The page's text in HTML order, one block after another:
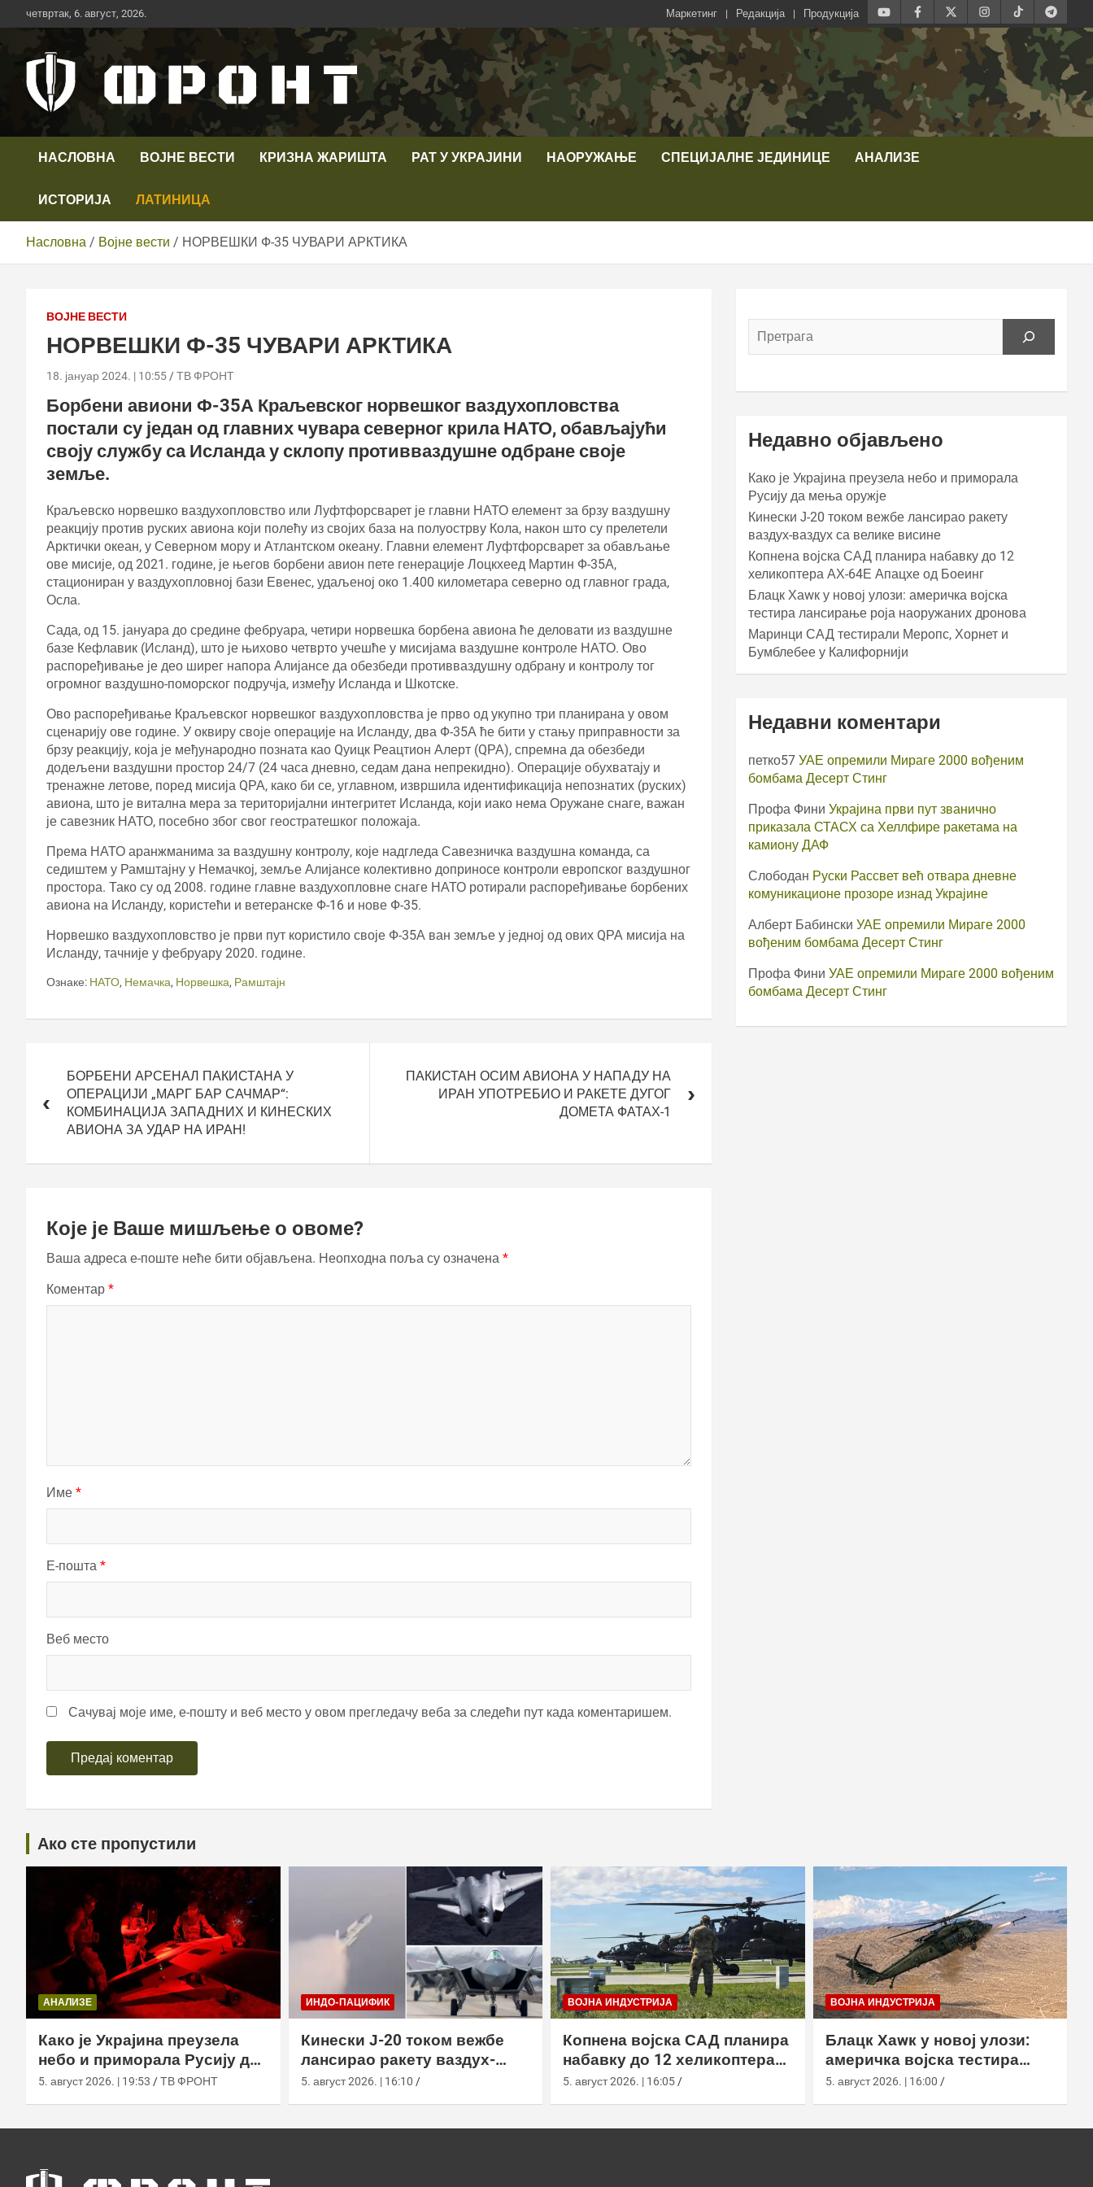
Скип
то
четвртак, 6. август, 2026. Маркетинг Редакција Продукција
Телевизија ФРОНТ
НАСЛОВНА ВОЈНЕ ВЕСТИ КРИЗНА ЖАРИШТА РАТ У УКРАЈИНИ НАОРУЖАЊЕ СПЕЦИЈАЛНЕ ЈЕДИНИЦЕ АНАЛИЗЕ
ИСТОРИЈА ЛАТИНИЦА
Насловна Војне вести НОРВЕШКИ Ф-35 ЧУВАРИ АРКТИКА
ВОЈНЕ ВЕСТИ
НОРВЕШКИ Ф-35 ЧУВАРИ АРКТИКА
18. јануар 2024. | 10:55 ТВ ФРОНТ
Борбени авиони Ф-35А Краљевског норвешког ваздухопловства
постали су један од главних чувара северног крила НАТО, обављајући
своју службу са Исланда у склопу противваздушне одбране своје
земље.
Краљевско норвешко ваздухопловство или Луфтфорсварет је главни НАТО елемент за брзу ваздушну
реакцију против руских авиона који полећу из својих база на полуострву Кола, након што су прелетели
Арктички океан, у Северном мору и Атлантском океану. Главни елемент Луфтфорсварет за обављање
ове мисије, од 2021. године, је његов борбени авион пете генерације Лоцкхеед Мартин Ф-35А,
стациониран у ваздухопловној бази Евенес, удаљеној око 1.400 километара северно од главног града,
Осла.
Сада, од 15. јануара до средине фебруара, четири норвешка борбена авиона ће деловати из ваздушне
базе Кефлавик (Исланд), што је њихово четврто учешће у мисијама ваздушне контроле НАТО. Ово
распоређивање је део ширег напора Алијансе да обезбеди противваздушну одбрану и контролу тог
огромног ваздушно-поморског подручја, између Исланда и Шкотске.
Ово распоређивање Краљевског норвешког ваздухопловства је прво од укупно три планирана у овом
сценарију ове године. У оквиру своје операције на Исланду, два Ф-35А ће бити у стању приправности за
брзу реакцију, која је међународно позната као Qуицк Реацтион Алерт (QРА), спремна да обезбеди
додељени ваздушни простор 24/7 (24 часа дневно, седам дана непрекидно). Операције обухватају и
тренажне летове, поред мисија QРА, како би се, углавном, извршила идентификација непознатих (руских)
авиона, што је витална мера за територијални интегритет Исланда, који иако нема Оружане снаге, важан
је савезник НАТО, посебно због свог геостратешког положаја.
Према НАТО аранжманима за ваздушну контролу, које надгледа Савезничка ваздушна команда, са
седиштем у Рамштајну у Немачкој, земље Алијансе колективно доприносе контроли европског ваздушног
простора. Тако су од 2008. године главне ваздухопловне снаге НАТО ротирали распоређивање борбених
авиона на Исланду, користећи и ветеранске Ф-16 и нове Ф-35.
Норвешко ваздухопловство је први пут користило своје Ф-35А ван земље у једној од ових QРА мисија на
Исланду, тачније у фебруару 2020. године.
Ознаке: НАТО, Немачка, Норвешка, Рамштајн
чланкаБОРБЕНИ АРСЕНАЛ ПАКИСТАНА У
ОПЕРАЦИЈИ „МАРГ БАР САЧМАР“:
КОМБИНАЦИЈА ЗАПАДНИХ И КИНЕСКИХ
АВИОНА ЗА УДАР НА ИРАН!
ПАКИСТАН ОСИМ АВИОНА У НАПАДУ НА
ИРАН УПОТРЕБИО И РАКЕТЕ ДУГОГ
ДОМЕТА ФАТАХ-1
Које је Ваше мишљење о овоме?
Ваша адреса е-поште неће бити објављена. Неопходна поља су означена *
Коментар *
Име *
Е-пошта *
Веб место
Сачувај моје име, е-пошту и веб место у овом прегледачу веба за следећи пут када коментаришем.
Недавно објављено
Како је Украјина преузела небо и приморала
Русију да мења оружје
Кинески Ј-20 током вежбе лансирао ракету
ваздух-ваздух са велике висине
Копнена војска САД планира набавку до 12
хеликоптера АХ-64Е Апацхе од Боеинг
Блацк Хаwк у новој улози: америчка војска
тестира лансирање роја наоружаних дронова
Маринци САД тестирали Меропс, Хорнет и
Бумблебее у Калифорнији
Недавни коментари
петко57 УАЕ опремили Мираге 2000 вођеним
бомбама Десерт Стинг
Профа Фини Украјина први пут званично
приказала СТАСХ са Хеллфире ракетама на
камиону ДАФ
Слободан Руски Рассвет већ отвара дневне
комуникационе прозоре изнад Украјине
Алберт Бабински УАЕ опремили Мираге 2000
вођеним бомбама Десерт Стинг
Профа Фини УАЕ опремили Мираге 2000 вођеним
бомбама Десерт Стинг
Ако сте пропустили
АНАЛИЗЕ
Како је Украјина преузела
небо и приморала Русију да
мења оружје
5. август 2026. | 19:53 ТВ ФРОНТ
ИНДО-ПАЦИФИК
Кинески Ј-20 током вежбе
лансирао ракету ваздух-
ваздух са велике висине
5. август 2026. | 16:10
ВОЈНА ИНДУСТРИЈА
Копнена војска САД планира
набавку до 12 хеликоптера
АХ-64Е Апацхе од Боеинг
5. август 2026. | 16:05
ВОЈНА ИНДУСТРИЈА
Блацк Хаwк у новој улози:
америчка војска тестира
лансирање роја наоружаних
5. август 2026. | 16:00